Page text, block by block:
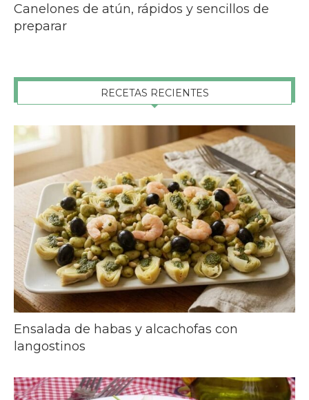
Canelones de atún, rápidos y sencillos de
preparar
RECETAS RECIENTES
Ensalada de habas y alcachofas con
langostinos